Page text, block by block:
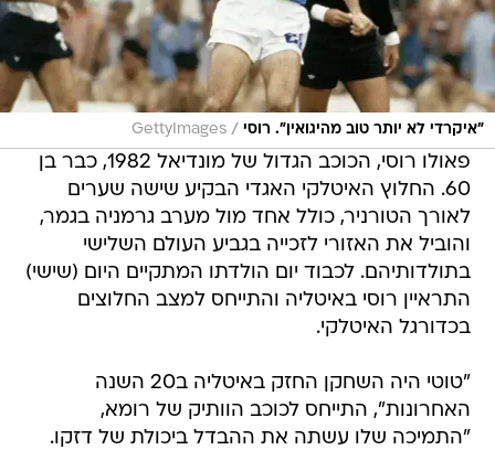
"איקרדי לא יותר טוב מהיגואין". רוסי /
GettyImages
פאולו רוסי, הכוכב הגדול של מונדיאל 1982, כבר בן
60. החלוץ האיטלקי האגדי הבקיע שישה שערים
לאורך הטורניר, כולל אחד מול מערב גרמניה בגמר,
והוביל את האזורי לזכייה בגביע העולם השלישי
בתולדותיהם. לכבוד יום הולדתו המתקיים היום (שישי)
התראיין רוסי באיטליה והתייחס למצב החלוצים
בכדורגל האיטלקי.
"טוטי היה השחקן החזק באיטליה ב20 השנה
האחרונות", התייחס לכוכב הוותיק של רומא,
"התמיכה שלו עשתה את ההבדל ביכולת של דזקו.